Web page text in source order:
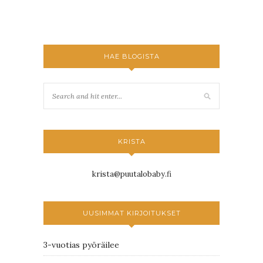
HAE BLOGISTA
KRISTA
krista@puutalobaby.fi
UUSIMMAT KIRJOITUKSET
3-vuotias pyöräilee